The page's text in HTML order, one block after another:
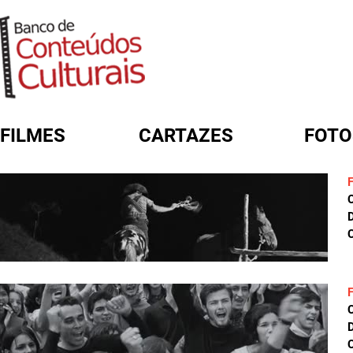
FILMES CARTAZES
FORMULÁRIO DE BUSCA